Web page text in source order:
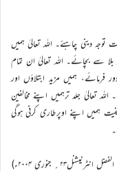
دینی چاہئے۔ اللہ تعالیٰ ہمیں
بلا سے بچائے۔ اللہ تعالیٰ ان تمام
ہمیں مزید ابتلاؤں اور
تعالیٰ جلد ترہمیں اپنے مخالفین
ہمیں اپنے اوپرطاری کرنی ہوگی